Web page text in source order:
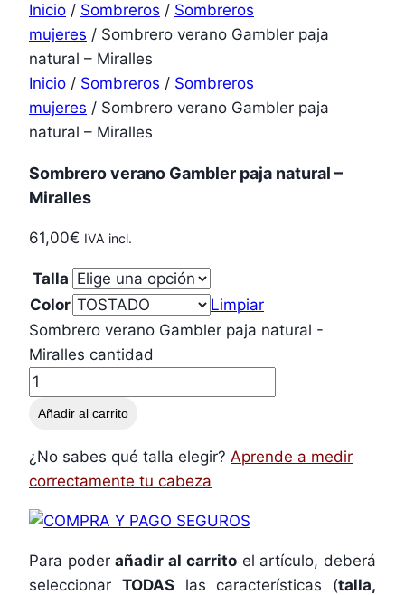
Inicio / Sombreros / Sombreros
mujeres / Sombrero verano Gambler paja
natural – Miralles
Inicio / Sombreros / Sombreros
mujeres / Sombrero verano Gambler paja
natural – Miralles
Sombrero verano Gambler paja natural –
Miralles
61,00€ IVA incl.
Talla
Color
Limpiar
Sombrero verano Gambler paja natural -
Miralles cantidad
Añadir al carrito
¿No sabes qué talla elegir? Aprende a medir
correctamente tu cabeza
Para poderañadir al carritoel artículo, deberá
seleccionar TODASlas características (talla,